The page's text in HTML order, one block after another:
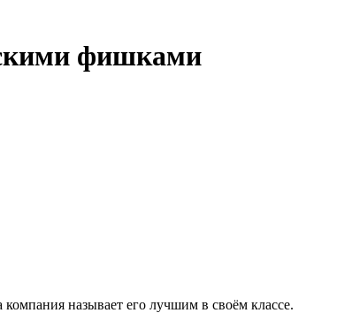
фишками
называет его лучшим в своём классе.